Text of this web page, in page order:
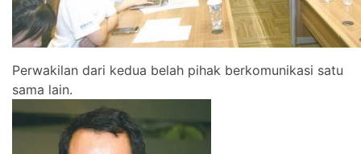
Perwakilan dari kedua belah pihak berkomunikasi satu
sama lain.